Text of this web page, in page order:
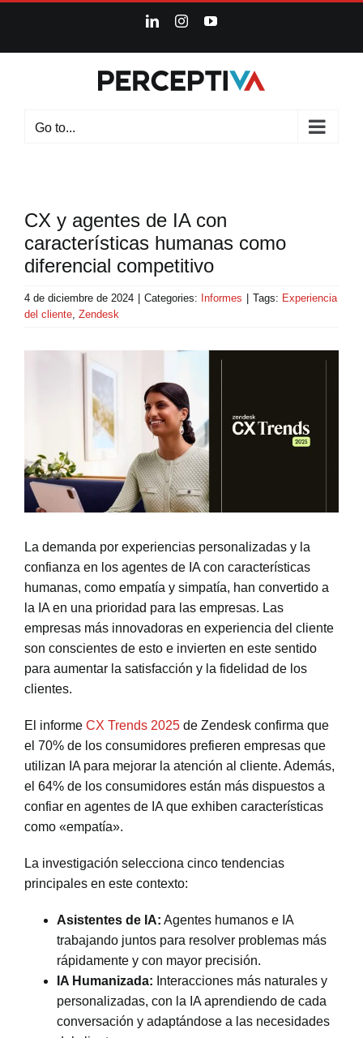
content
LinkedInInstagramYouTube
Go to...
CX y agentes de IA con
características humanas como
diferencial competitivo
4 de diciembre de 2024 Categories: Informes Tags: Experiencia
del cliente, Zendesk
La demanda por experiencias personalizadas y la
confianza en los agentes de IA con características
humanas, como empatía y simpatía, han convertido a
la IA en una prioridad para las empresas. Las
empresas más innovadoras en experiencia del cliente
son conscientes de esto e invierten en este sentido
para aumentar la satisfacción y la fidelidad de los
clientes.
El informe CX Trends 2025 de Zendesk confirma que
el 70% de los consumidores prefieren empresas que
utilizan IA para mejorar la atención al cliente. Además,
el 64% de los consumidores están más dispuestos a
confiar en agentes de IA que exhiben características
como «empatía».
La investigación selecciona cinco tendencias
principales en este contexto:
Asistentes de IA: Agentes humanos e IA
trabajando juntos para resolver problemas más
rápidamente y con mayor precisión.
IA Humanizada: Interacciones más naturales y
personalizadas, con la IA aprendiendo de cada
conversación y adaptándose a las necesidades